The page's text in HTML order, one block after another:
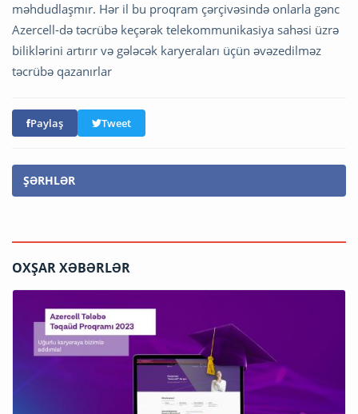
məhdudlaşmır. Hər il bu proqram çərçivəsində onlarla gənc
Azercell-də təcrübə keçərək telekommunikasiya sahəsi üzrə
biliklərini artırır və gələcək karyeraları üçün əvəzedilməz
təcrübə qazanırlar
Paylaş Tweet
ŞƏRHLƏR
OXŞAR XƏBƏRLƏR